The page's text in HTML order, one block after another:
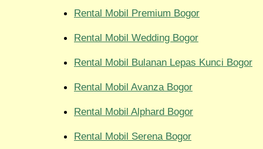
Rental Mobil Premium Bogor
Rental Mobil Wedding Bogor
Rental Mobil Bulanan Lepas Kunci Bogor
Rental Mobil Avanza Bogor
Rental Mobil Alphard Bogor
Rental Mobil Serena Bogor